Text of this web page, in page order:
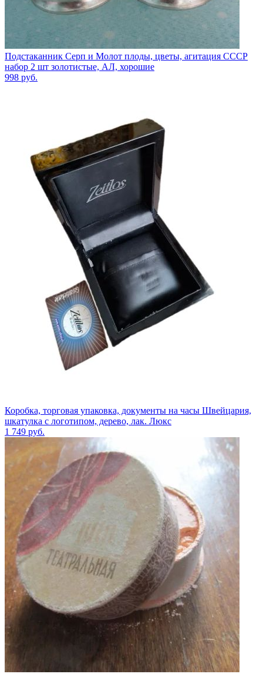
Подстаканник Серп и Молот плоды, цветы, агитация СССР
набор 2 шт золотистые, АЛ, хорошие
998 руб.
Коробка, торговая упаковка, документы на часы Швейцария,
шкатулка с логотипом, дерево, лак. Люкс
1 749 руб.